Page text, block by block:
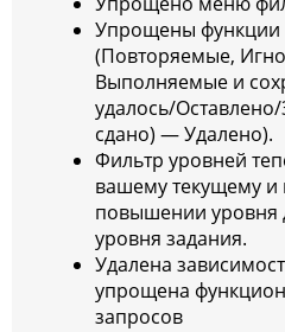
Упрощены функции
(Повторяемые,
Выполняемые и
удалось/
сдано) — Удалено).
Фильтр уровней
вашему текущему
повышении уровня
уровня задания.
Удалена
упрощена
запросов